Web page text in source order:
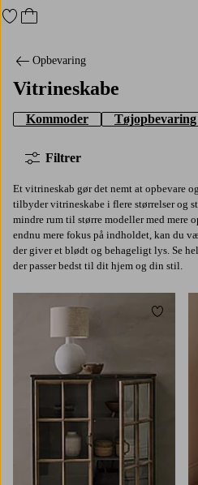
Gå til favoritmarkerede produkter
Gå til indkøbskurven
Opbevaring
Vitrineskabe
Kommoder Tøjopbevaring
Filtrer
Et vitrineskab gør det nemt at opbevare
tilbyder vitrineskabe i flere størrelser og
mindre rum til større modeller med mere
endnu mere fokus på indholdet, kan du
der giver et blødt og behageligt lys. Se
der passer bedst til dit hjem og din stil.
Tilføj